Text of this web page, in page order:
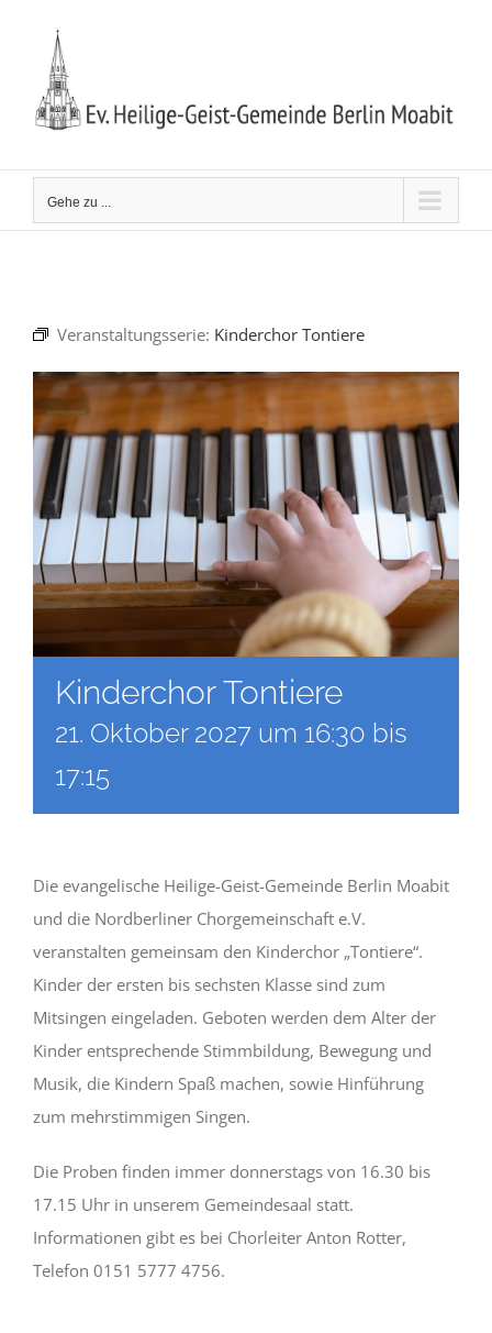
springen
Gehe zu ...
Veranstaltungsserie: Kinderchor Tontiere
Kinderchor Tontiere
21. Oktober 2027 um 16:30 bis
17:15
Die evangelische Heilige-Geist-Gemeinde Berlin Moabit
und die Nordberliner Chorgemeinschaft e.V.
veranstalten gemeinsam den Kinderchor „Tontiere“.
Kinder der ersten bis sechsten Klasse sind zum
Mitsingen eingeladen. Geboten werden dem Alter der
Kinder entsprechende Stimmbildung, Bewegung und
Musik, die Kindern Spaß machen, sowie Hinführung
zum mehrstimmigen Singen.
Die Proben finden immer donnerstags von 16.30 bis
17.15 Uhr in unserem Gemeindesaal statt.
Informationen gibt es bei Chorleiter Anton Rotter,
Telefon 0151 5777 4756.